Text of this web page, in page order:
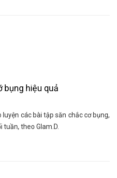
bụng hiệu quả
các bài tập săn chắc cơ bụng,
theo Glam.D.